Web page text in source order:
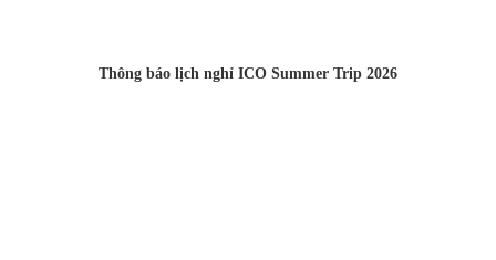
Thông báo lịch nghỉ ICO Summer Trip 2026